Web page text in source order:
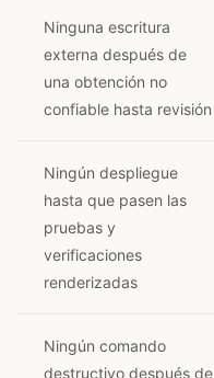
Ninguna escritura
externa después de
una obtención no
confiable hasta revisión
Ningún despliegue
hasta que pasen las
pruebas y
verificaciones
renderizadas
Ningún comando
destructivo después de